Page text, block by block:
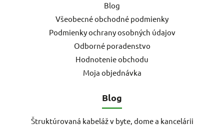
Blog
Všeobecné obchodné podmienky
Podmienky ochrany osobných údajov
Odborné poradenstvo
Hodnotenie obchodu
Moja objednávka
Blog
Štruktúrovaná kabeláž v byte, dome a kancelárii